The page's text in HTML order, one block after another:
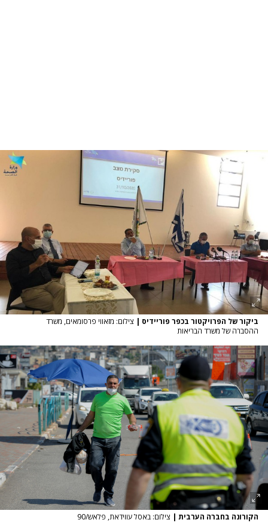
ביקור של הפרויקטור בכפר פוריידיס | צילום: מזאווי פרסומאים, משרד
ההסברה של משרד הבריאות
הקורונה בחברה הערבית | צילום: באסל עווידאת, פלאש/90